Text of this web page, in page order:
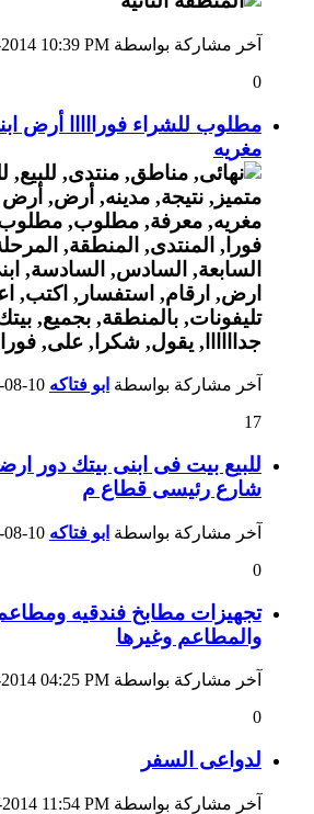
آخر مشاركة بواسطة 10:39 PM
0
مطلوب للشراء فورااااا أرض
مغريه
آخر مشاركة بواسطة ابو فتاكه
17
للبيع بيت فى ابنى بيتك دور
شارع رئيسى قطاع م
آخر مشاركة بواسطة ابو فتاكه
0
تجهيزات مطابخ فندقيه
والمطاعم وغيرها
آخر مشاركة بواسطة 04:25 PM
0
لدواعى السفر
آخر مشاركة بواسطة 11:54 PM